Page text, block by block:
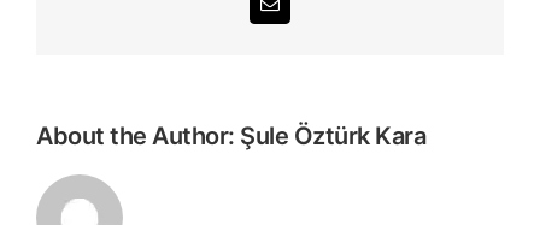
E-
About the Author: Şule Öztürk Kara